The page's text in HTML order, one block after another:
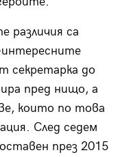
различия са
секретарка до
пред нищо, а
които по това
След седем
през 2015